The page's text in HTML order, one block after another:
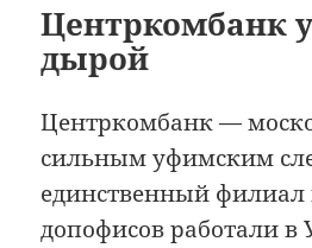
Центркомбанк
дырой
Центркомбанк —
сильным уфимским
единственный филиал
допофисов работали в